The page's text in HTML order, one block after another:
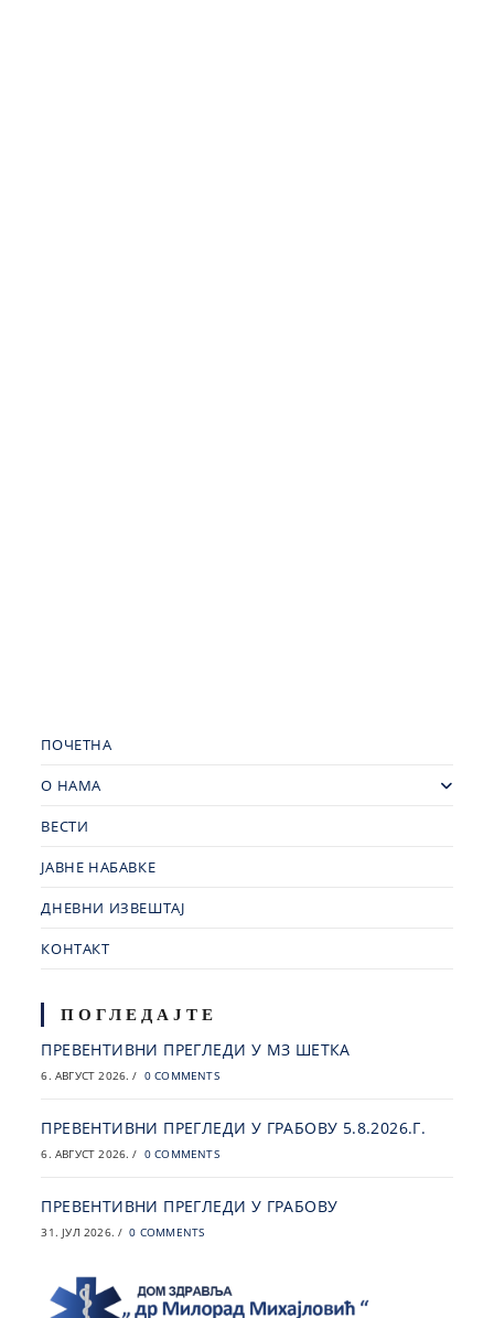
ПОЧЕТНА
О НАМА
ВЕСТИ
ЈАВНЕ НАБАВКЕ
ДНЕВНИ ИЗВЕШТАЈ
КОНТАКТ
ПОГЛЕДАЈТЕ
ПРЕВЕНТИВНИ ПРЕГЛЕДИ У МЗ ШЕТКА
6. АВГУСТ 2026. / 0 COMMENTS
ПРЕВЕНТИВНИ ПРЕГЛЕДИ У ГРАБОВУ 5.8.2026.Г.
6. АВГУСТ 2026. / 0 COMMENTS
ПРЕВЕНТИВНИ ПРЕГЛЕДИ У ГРАБОВУ
31. ЈУЛ 2026. / 0 COMMENTS